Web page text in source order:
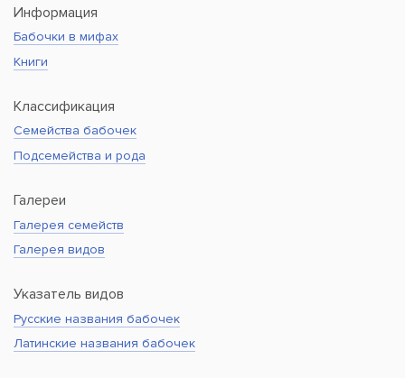
Информация
Бабочки в мифах
Книги
Классификация
Семейства бабочек
Подсемейства и рода
Галереи
Галерея семейств
Галерея видов
Указатель видов
Русские названия бабочек
Латинские названия бабочек